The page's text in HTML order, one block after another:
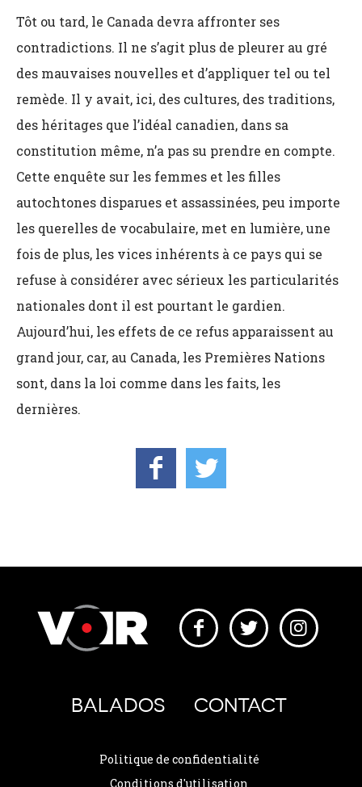
Tôt ou tard, le Canada devra affronter ses
contradictions. Il ne s’agit plus de pleurer au gré
des mauvaises nouvelles et d’appliquer tel ou tel
remède. Il y avait, ici, des cultures, des traditions,
des héritages que l’idéal canadien, dans sa
constitution même, n’a pas su prendre en compte.
Cette enquête sur les femmes et les filles
autochtones disparues et assassinées, peu importe
les querelles de vocabulaire, met en lumière, une
fois de plus, les vices inhérents à ce pays qui se
refuse à considérer avec sérieux les particularités
nationales dont il est pourtant le gardien.
Aujourd’hui, les effets de ce refus apparaissent au
grand jour, car, au Canada, les Premières Nations
sont, dans la loi comme dans les faits, les
dernières.
BALADOS CONTACT
Politique de confidentialité
Conditions d'utilisation